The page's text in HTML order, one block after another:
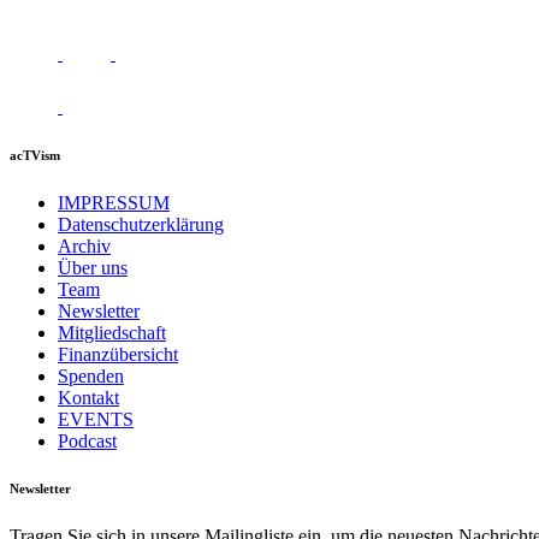
acTVism
IMPRESSUM
Datenschutzerklärung
Archiv
Über uns
Team
Newsletter
Mitgliedschaft
Finanzübersicht
Spenden
Kontakt
EVENTS
Podcast
Newsletter